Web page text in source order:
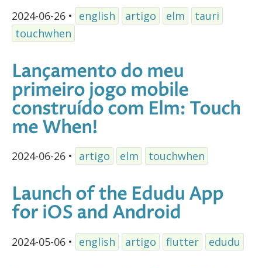
2024-06-26 • english artigo elm
tauri
touchwhen
Lançamento do meu
primeiro jogo mobile
construído com Elm: Touch
me When!
2024-06-26 • artigo elm touchwhen
Launch of the Edudu App
for iOS and Android
2024-05-06 • english artigo flutter edudu